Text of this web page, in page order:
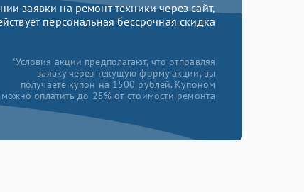
заявки на ремонт техники через сайт,
персональная бессрочная скидка
*Условия акции предполагают, что отправляя
заявку через текущую форму акции, вы
получаете купон на 1500 рублей. Купоном
можно оплатить до 25% от стоимости ремонта